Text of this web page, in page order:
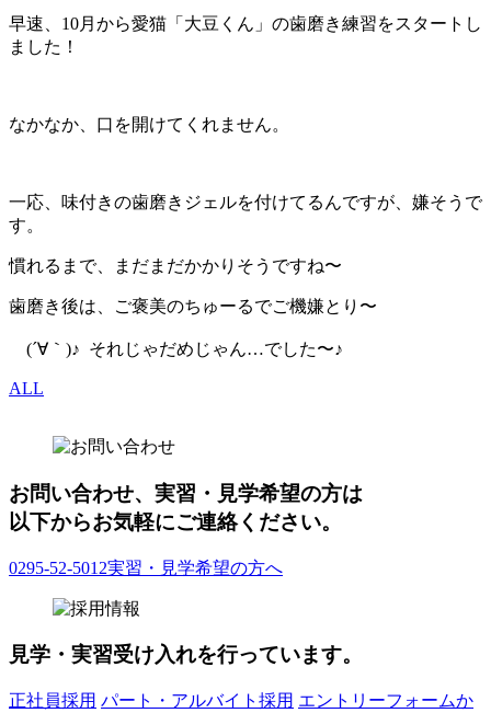
早速、10月から愛猫「大豆くん」の歯磨き練習をスタートし
ました！
なかなか、口を開けてくれません。
一応、味付きの歯磨きジェルを付けてるんですが、嫌そうで
す。
慣れるまで、まだまだかかりそうですね〜
歯磨き後は、ご褒美のちゅーるでご機嫌とり〜
(´∀｀)♪ それじゃだめじゃん…でした〜♪
ALL
お問い合わせ、実習・見学希望の方は
以下からお気軽にご連絡ください。
0295-52-5012実習・見学希望の方へ
見学・実習受け入れを行っています。
正社員採用 パート・アルバイト採用 エントリーフォームか